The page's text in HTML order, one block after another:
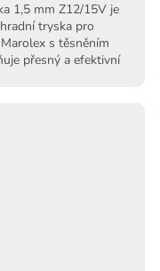
1,5 mm Z12/15V je
tryska pro
s těsněním
přesný a efektivní